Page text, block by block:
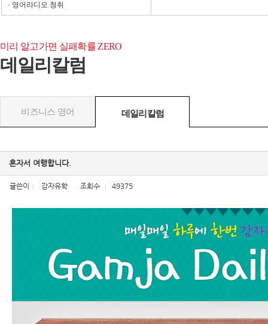
· 영어라디오 청취
미리 알고가면 실패확률 ZERO
데일리칼럼
비즈니스 영어 데일리칼럼
혼자서 여행합니다.
글쓴이 감자유학 조회수 49375